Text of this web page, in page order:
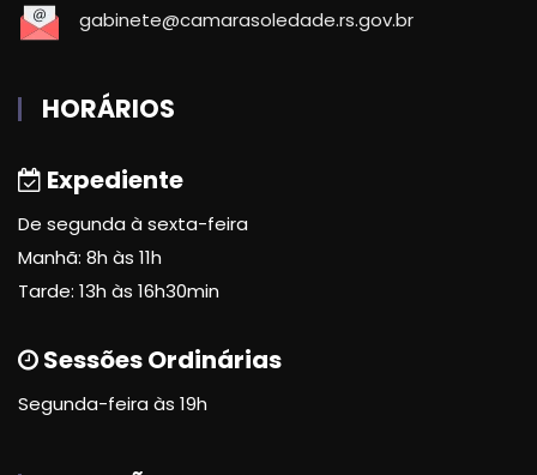
gabinete@camarasoledade.rs.gov.br
HORÁRIOS
Expediente
De segunda à sexta-feira
Manhã: 8h às 11h
Tarde: 13h às 16h30min
Sessões Ordinárias
Segunda-feira às 19h